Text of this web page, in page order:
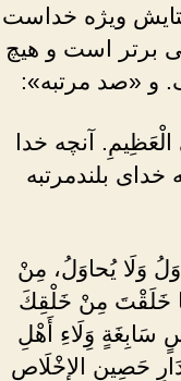
ویژه خداست
برتر است و هیچ
و «صد مرتبه»:
الْعَظِيمِ. آنچه خدا
بلندمرتبه
وَلَا يُحاوَلُ، مِنْ
خَلَقْتَ مِنْ خَلْقِكَ
سَابِغَةٍ وَِلَاءِ أَهْلِ
حَصِينِ الإِخْلَاصِ